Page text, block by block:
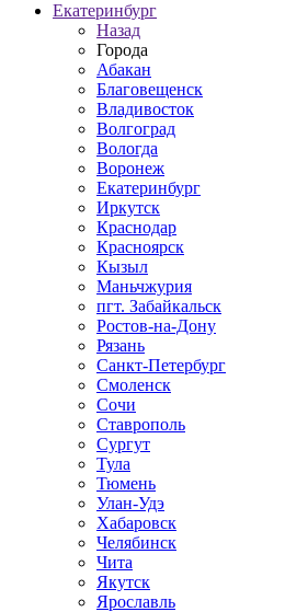
Екатеринбург
Назад
Города
Абакан
Благовещенск
Владивосток
Волгоград
Вологда
Воронеж
Екатеринбург
Иркутск
Краснодар
Красноярск
Кызыл
Маньчжурия
пгт. Забайкальск
Ростов-на-Дону
Рязань
Санкт-Петербург
Смоленск
Сочи
Ставрополь
Сургут
Тула
Тюмень
Улан-Удэ
Хабаровск
Челябинск
Чита
Якутск
Ярославль